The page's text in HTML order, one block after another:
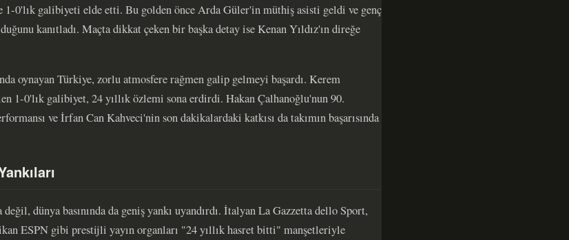
1-0'lık galibiyeti elde etti. Bu golden önce Arda Güler'in müthiş asisti geldi ve genç
kanıtladı. Maçta dikkat çeken bir başka detay ise Kenan Yıldız'ın direğe
oynayan Türkiye, zorlu atmosfere rağmen galip gelmeyi başardı. Kerem
1-0'lık galibiyet, 24 yıllık özlemi sona erdirdi. Hakan Çalhanoğlu'nun 90.
ve İrfan Can Kahveci'nin son dakikalardaki katkısı da takımın başarısında
değil, dünya basınında da geniş yankı uyandırdı. İtalyan La Gazzetta dello Sport,
ESPN gibi prestijli yayın organları "24 yıllık hasret bitti" manşetleriyle